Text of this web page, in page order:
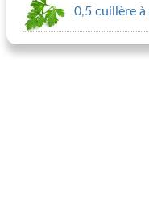
0,5 cuillère à